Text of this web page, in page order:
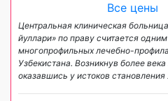
Все цены
Центральная клиническая
йуллари» по праву считается
многопрофильных лечебно-
Узбекистана. Возникнув более
оказавшись у истоков